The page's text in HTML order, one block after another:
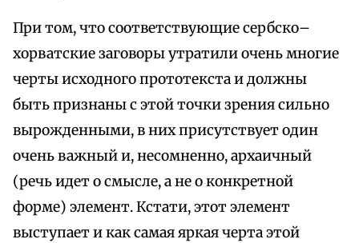
При том, что соответствующие сербско–
хорватские заговоры утратили очень многие
черты исходного прототекста и должны
быть признаны с этой точки зрения сильно
вырожденными, в них присутствует один
очень важный и, несомненно, архаичный
(речь идет о смысле, а не о конкретной
форме) элемент. Кстати, этот элемент
выступает и как самая яркая черта этой